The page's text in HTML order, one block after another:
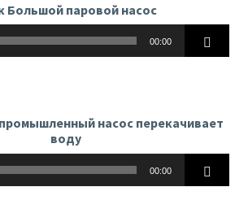
Большой паровой насос
00:00
насос перекачивает
воду
00:00